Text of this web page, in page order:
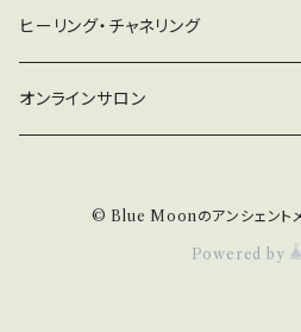
守り救うシリーズ
2022年新作オイル
ヒーリング・チャネリング
チャネリング
オンラインサロン
© Blue Moonのアンシェントメ
Powered by